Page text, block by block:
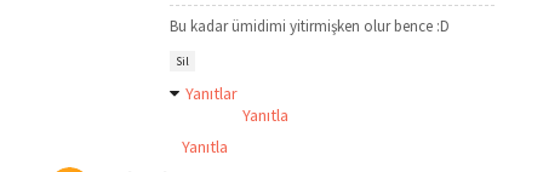
Bu kadar ümidimi yitirmişken olur bence :D
Sil
Yanıtlar
Yanıtla
Yanıtla